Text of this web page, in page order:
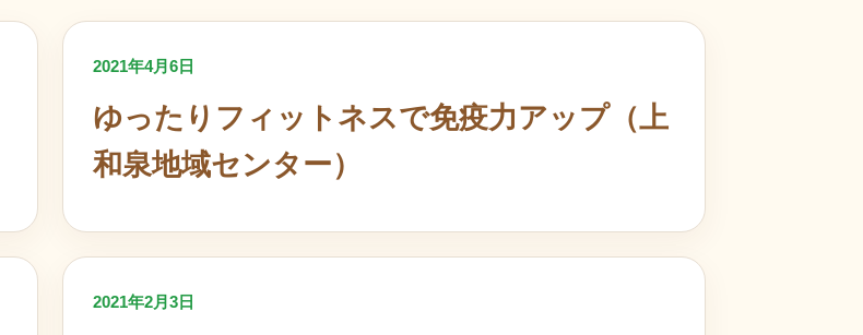
2021年4月6日
ゆったりフィットネスで免疫力アップ（上
和泉地域センター）
2021年2月3日